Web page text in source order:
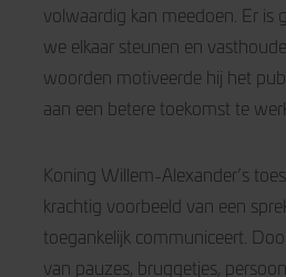
volwaardig kan meedoen. Er is
we elkaar steunen en
woorden motiveerde hij het
aan een betere toekomst te
Koning Willem-Alexander’s
krachtig voorbeeld van een
toegankelijk communiceert.
van pauzes, bruggetjes,